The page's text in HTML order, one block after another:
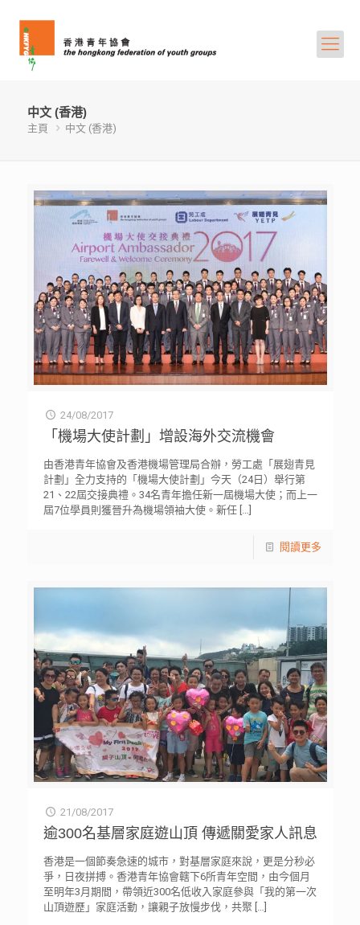
中文 (香港)
主頁 中文 (香港)
24/08/2017
「機場大使計劃」增設海外交流機會
由香港青年協會及香港機場管理局合辦，勞工處「展翅青見
計劃」全力支持的「機場大使計劃」今天（24日）舉行第
21、22屆交接典禮。34名青年擔任新一屆機場大使；而上一
屆7位學員則獲晉升為機場領袖大使。新任[…]
閱讀更多
21/08/2017
逾300名基層家庭遊山頂 傳遞關愛家人訊息
香港是一個節奏急速的城市，對基層家庭來說，更是分秒必
爭，日夜拼搏。香港青年協會轄下6所青年空間，由今個月
至明年3月期間，帶領近300名低收入家庭參與「我的第一次
山頂遊歷」家庭活動，讓親子放慢步伐，共聚 […]